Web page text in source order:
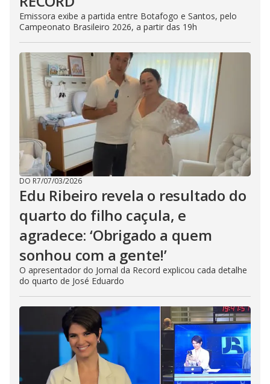
Emissora exibe a partida entre Botafogo e Santos, pelo
Campeonato Brasileiro 2026, a partir das 19h
DO R7/07/03/2026
Edu Ribeiro revela o resultado do
quarto do filho caçula, e
agradece: ‘Obrigado a quem
sonhou com a gente!’
O apresentador do Jornal da Record explicou cada detalhe
do quarto de José Eduardo